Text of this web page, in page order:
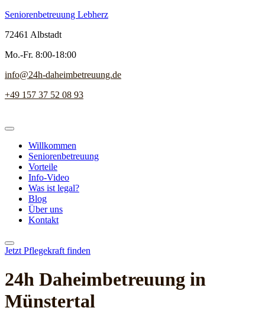
Seniorenbetreuung Lebherz
72461 Albstadt
Mo.-Fr. 8:00-18:00
info@24h-daheimbetreuung.de
+49 157 37 52 08 93
Willkommen
Seniorenbetreuung
Vorteile
Info-Video
Was ist legal?
Blog
Über uns
Kontakt
Jetzt Pflegekraft finden
24h Daheim­betreuung in
Münstertal